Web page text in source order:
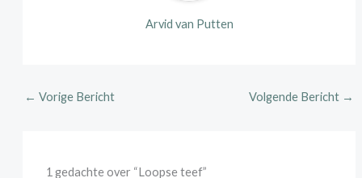
Arvid van Putten
← Vorige Bericht Volgende Bericht →
1 gedachte over “Loopse teef”